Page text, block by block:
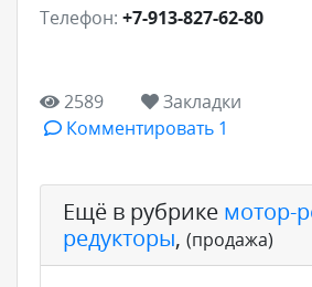
Телефон: +7-913-827-62-80
2589
Закладки
Комментировать 1
Ещё в рубрике мотор-
редукторы, (продажа)